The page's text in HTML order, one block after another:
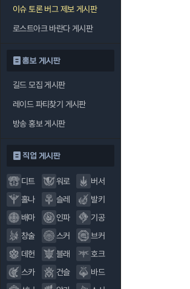
이슈 토론 버그 제보 게시판
로스트아크 바란다 게시판
홍보 게시판
길드 모집 게시판
레이드 파티찾기 게시판
방송 홍보 게시판
직업 게시판
디트 워로
버서
홀나
슬레
발키
배마
인파
기공
창술
스커
브커
데헌
블래
호크
스카
건슬
바드